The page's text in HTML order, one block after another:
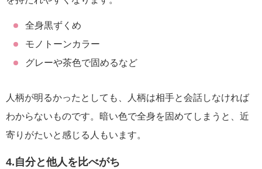
全身黒ずくめ
モノトーンカラー
グレーや茶色で固めるなど
人柄が明るかったとしても、人柄は相手と会話しなければ
わからないものです。暗い色で全身を固めてしまうと、近
寄りがたいと感じる人もいます。
4.自分と他人を比べがち